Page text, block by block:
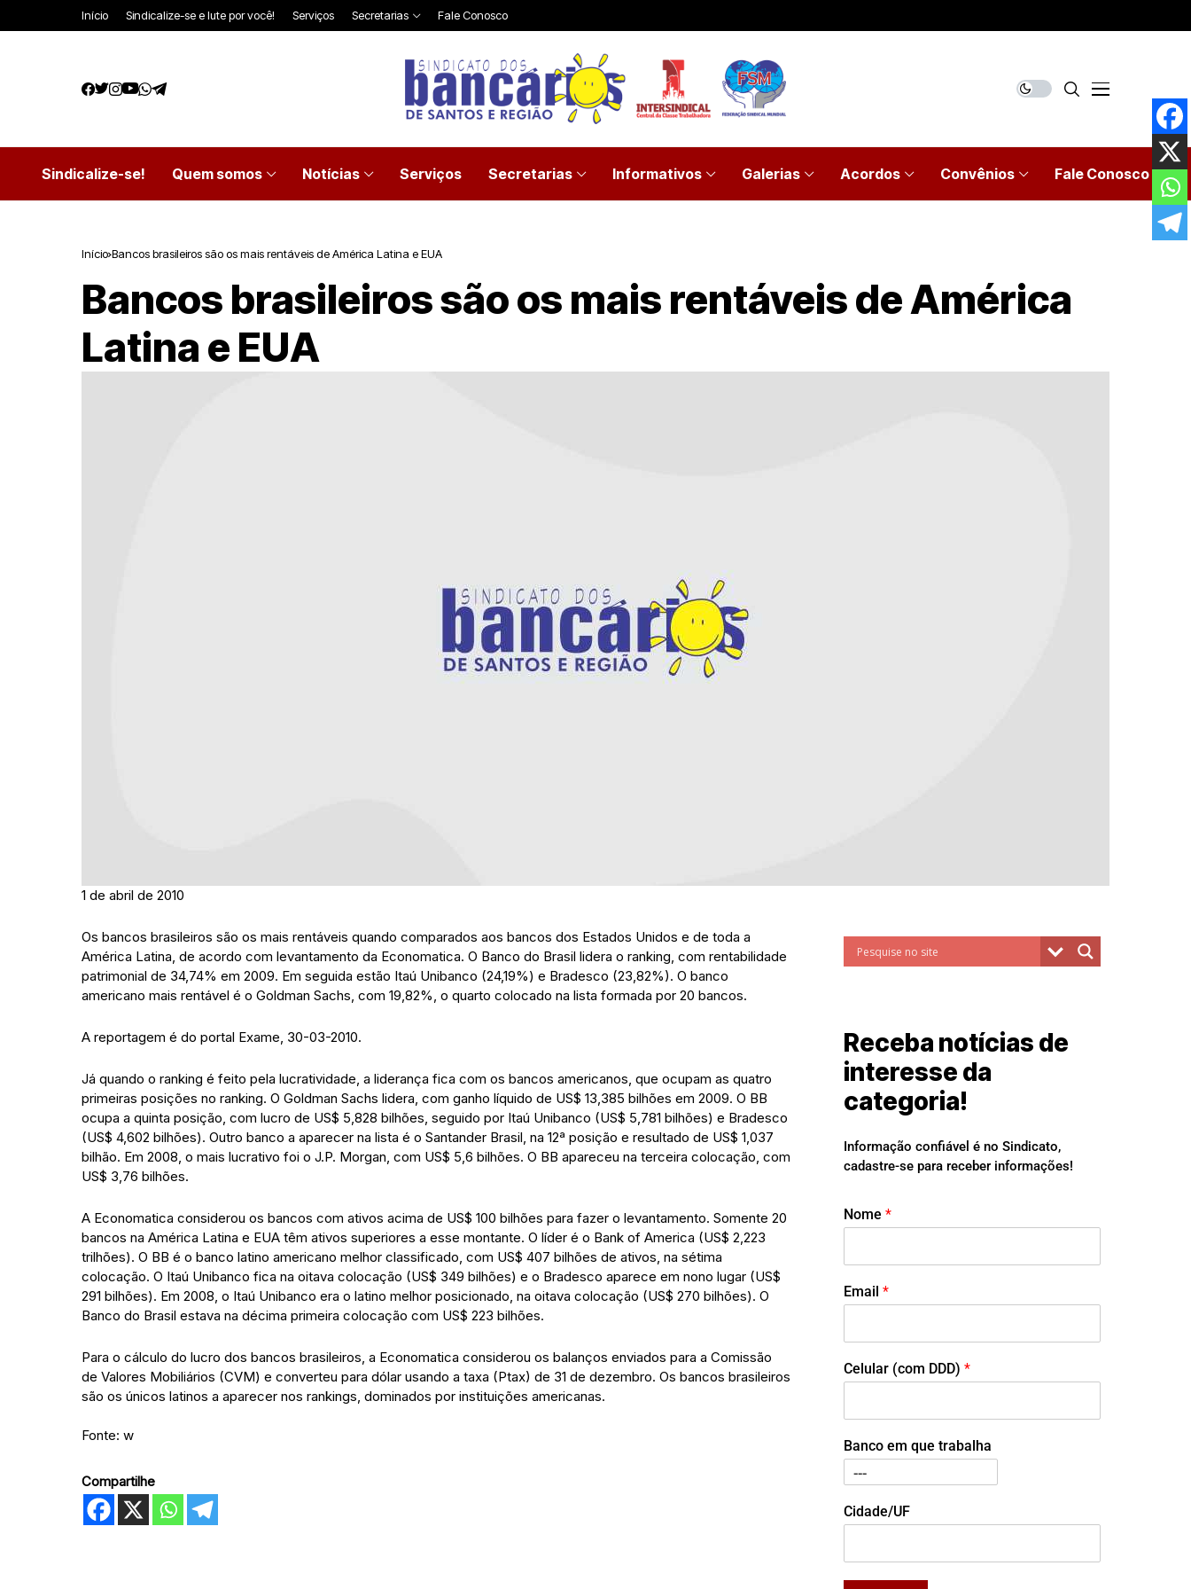
Início Sindicalize-se e lute por você! Serviços Secretarias Fale Conosco
Sindicalize-se! Quem somos Notícias Serviços Secretarias Informativos Galerias Acordos Convênios Fale Conosco
Início Bancos brasileiros são os mais rentáveis de América Latina e EUA
Bancos brasileiros são os mais rentáveis de América
Latina e EUA
1 de abril de 2010
Os bancos brasileiros são os mais rentáveis quando comparados aos bancos dos Estados Unidos e de toda a
América Latina, de acordo com levantamento da Economatica. O Banco do Brasil lidera o ranking, com rentabilidade
patrimonial de 34,74% em 2009. Em seguida estão Itaú Unibanco (24,19%) e Bradesco (23,82%). O banco
americano mais rentável é o Goldman Sachs, com 19,82%, o quarto colocado na lista formada por 20 bancos.
A reportagem é do portal Exame, 30-03-2010.
Já quando o ranking é feito pela lucratividade, a liderança fica com os bancos americanos, que ocupam as quatro
primeiras posições no ranking. O Goldman Sachs lidera, com ganho líquido de US$ 13,385 bilhões em 2009. O BB
ocupa a quinta posição, com lucro de US$ 5,828 bilhões, seguido por Itaú Unibanco (US$ 5,781 bilhões) e Bradesco
(US$ 4,602 bilhões). Outro banco a aparecer na lista é o Santander Brasil, na 12ª posição e resultado de US$ 1,037
bilhão. Em 2008, o mais lucrativo foi o J.P. Morgan, com US$ 5,6 bilhões. O BB apareceu na terceira colocação, com
US$ 3,76 bilhões.
A Economatica considerou os bancos com ativos acima de US$ 100 bilhões para fazer o levantamento. Somente 20
bancos na América Latina e EUA têm ativos superiores a esse montante. O líder é o Bank of America (US$ 2,223
trilhões). O BB é o banco latino americano melhor classificado, com US$ 407 bilhões de ativos, na sétima
colocação. O Itaú Unibanco fica na oitava colocação (US$ 349 bilhões) e o Bradesco aparece em nono lugar (US$
291 bilhões). Em 2008, o Itaú Unibanco era o latino melhor posicionado, na oitava colocação (US$ 270 bilhões). O
Banco do Brasil estava na décima primeira colocação com US$ 223 bilhões.
Para o cálculo do lucro dos bancos brasileiros, a Economatica considerou os balanços enviados para a Comissão
de Valores Mobiliários (CVM) e converteu para dólar usando a taxa (Ptax) de 31 de dezembro. Os bancos brasileiros
são os únicos latinos a aparecer nos rankings, dominados por instituições americanas.
Fonte: w
Compartilhe
Receba notícias de
interesse da
categoria!
Informação confiável é no Sindicato,
cadastre-se para receber informações!
Nome *
Email *
Celular (com DDD) *
Banco em que trabalha
Cidade/UF